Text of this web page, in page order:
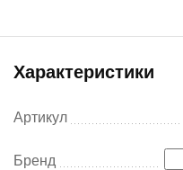
Характеристики
Артикул
Бренд